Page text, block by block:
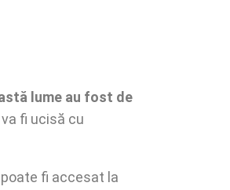
lume au fost de
fi ucisă cu
fi accesat la